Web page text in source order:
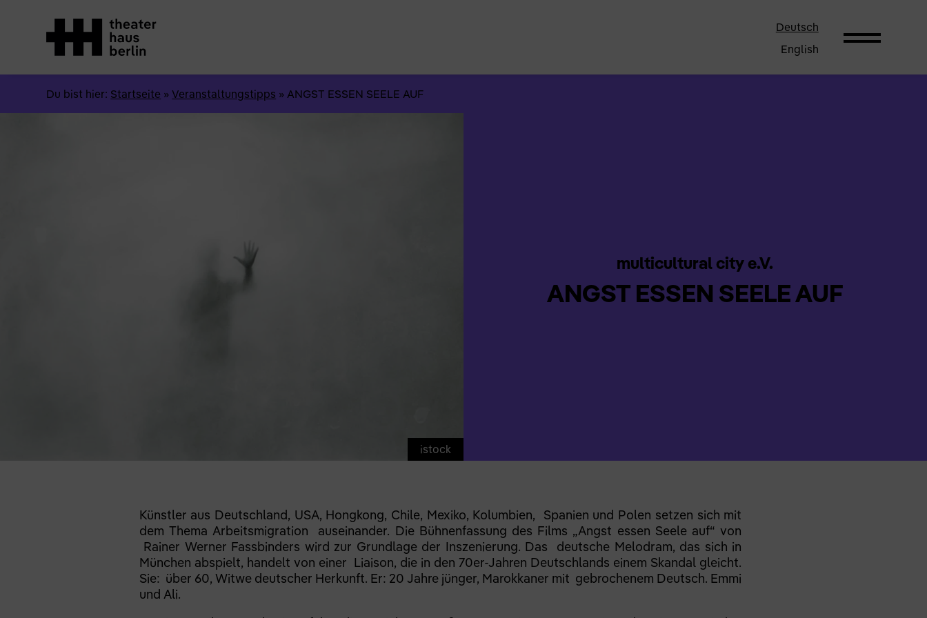
Deutsch
English
Du bist hier: Startseite »Veranstaltungstipps »ANGST ESSEN SEELE AUF
istock
multicultural city e.V.
ANGST ESSEN SEELE AUF
Künstler aus Deutschland, USA, Hongkong, Chile, Mexiko, Kolumbien, Spanien und Polen setzen sich mit
dem Thema Arbeitsmigration auseinander. Die Bühnenfassung des Films „Angst essen Seele auf“ von
Rainer Werner Fassbinders wird zur Grundlage der Inszenierung. Das deutsche Melodram, das sich in
München abspielt, handelt von einer Liaison, die in den 70er-Jahren Deutschlands einem Skandal gleicht.
Sie: über 60, Witwe deutscher Herkunft. Er: 20 Jahre jünger, Marokkaner mit gebrochenem Deutsch. Emmi
und Ali.